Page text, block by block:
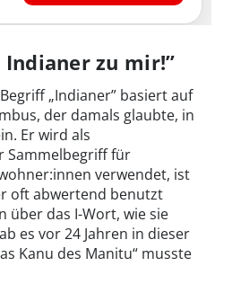
Indianer zu mir!”
„Indianer” basiert auf
der damals glaubte, in
Er wird als
Sammelbegriff für
verwendet, ist
oft abwertend benutzt
über das I-Wort, wie sie
es vor 24 Jahren in dieser
Kanu des Manitu“ musste